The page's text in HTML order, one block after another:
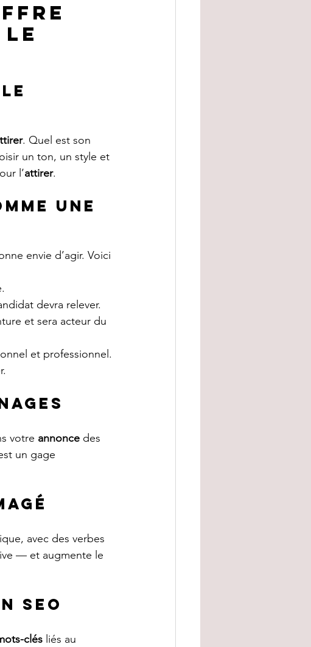
le
. Quel est son
un ton, un style et
l’attirer.
une
envie d’agir. Voici
devra relever.
et sera acteur du
et professionnel.
votre annonce des
un gage
avec des verbes
— et augmente le
SEO
clés liés au